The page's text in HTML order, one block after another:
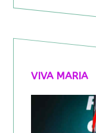
VIVA MARIA